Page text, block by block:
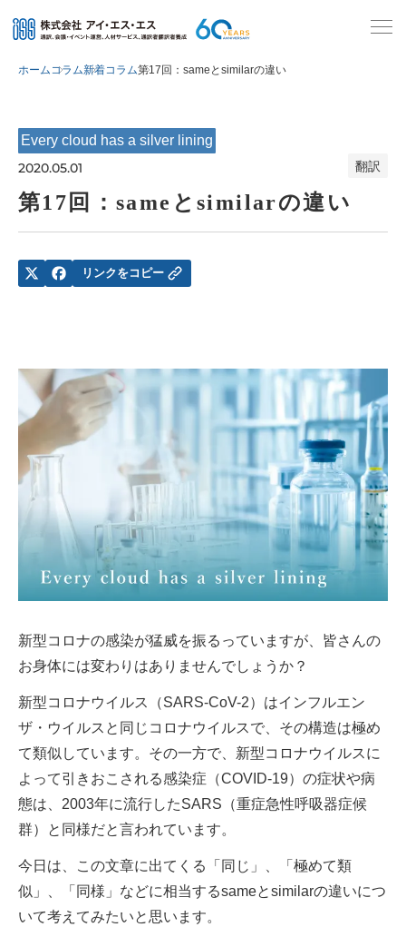
ホームコラム新着コラム第17回：sameとsimilarの違い
Every cloud has a silver lining
2020.05.01 翻訳
第17回：sameとsimilarの違い
リンクをコピー
新型コロナの感染が猛威を振るっていますが、皆さんの
お身体には変わりはありませんでしょうか？
新型コロナウイルス（SARS-CoV-2）はインフルエン
ザ・ウイルスと同じコロナウイルスで、その構造は極め
て類似しています。その一方で、新型コロナウイルスに
よって引きおこされる感染症（COVID-19）の症状や病
態は、2003年に流行したSARS（重症急性呼吸器症候
群）と同様だと言われています。
今日は、この文章に出てくる「同じ」、「極めて類
似」、「同様」などに相当するsameとsimilarの違いにつ
いて考えてみたいと思います。